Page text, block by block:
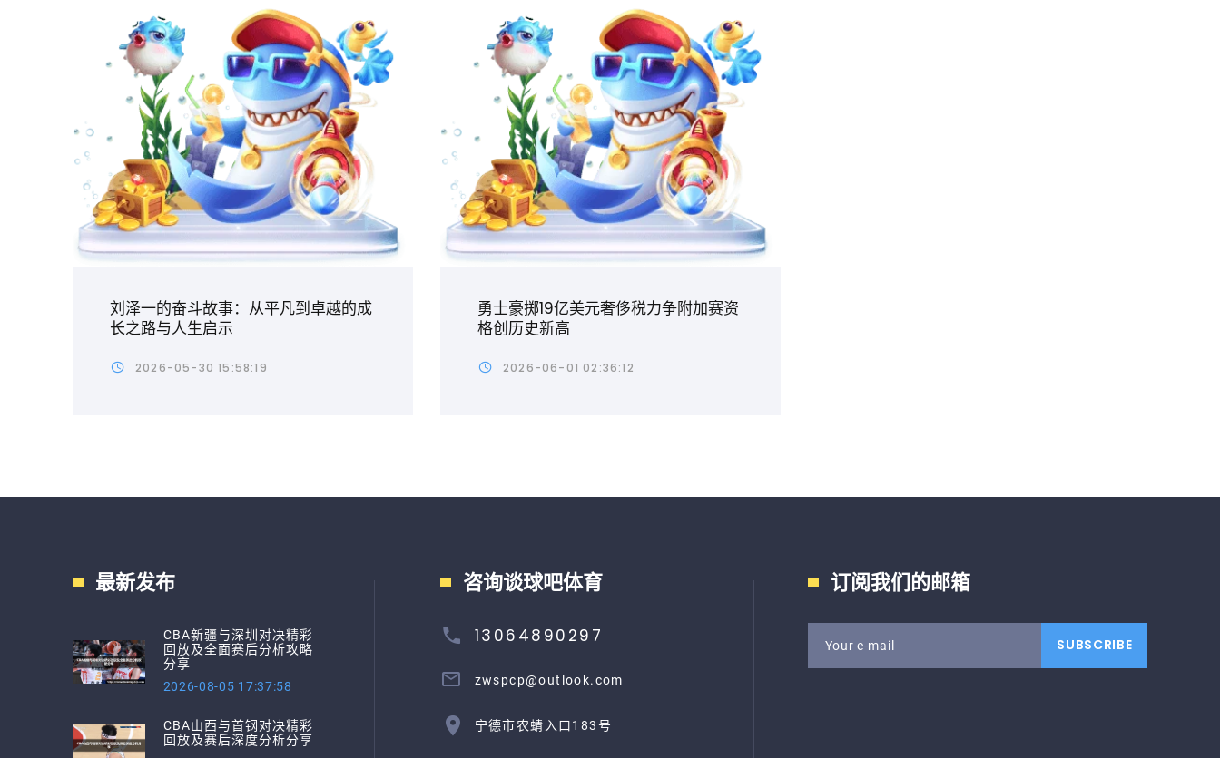
刘泽一的奋斗故事：从平凡到卓越的成
长之路与人生启示
2026-05-30 15:58:19
勇士豪掷19亿美元奢侈税力争附加赛资
格创历史新高
2026-06-01 02:36:12
最新发布
CBA新疆与深圳对决精彩
回放及全面赛后分析攻略
分享
2026-08-05 17:37:58
CBA山西与首钢对决精彩
回放及赛后深度分析分享
咨询谈球吧体育
13064890297
zwspcp@outlook.com
宁德市农蜻入口183号
订阅我们的邮箱
Your e-mail SUBSCRIBE